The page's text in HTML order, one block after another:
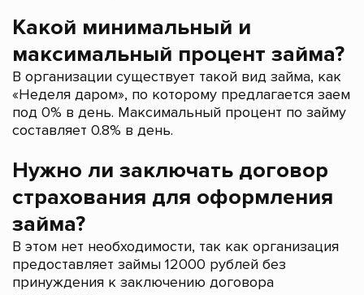
Какой минимальный и
максимальный процент займа?
В организации существует такой вид займа, как
«Неделя даром», по которому предлагается заем
под 0% в день. Максимальный процент по займу
составляет 0.8% в день.
Нужно ли заключать договор
страхования для оформления
займа?
В этом нет необходимости, так как организация
предоставляет займы 12000 рублей без
принуждения к заключению договора